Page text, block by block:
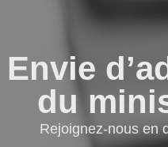
Envie
du
Rejoignez-nous en